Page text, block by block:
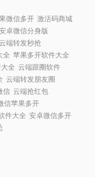
微信多开 激活码商城
卓微信分身版
端转发秒抢
全 苹果多开软件大全
全 云端跟圈软件
云端转发朋友圈
信 云端抢红包
信苹果多开
件大全 安卓微信多开